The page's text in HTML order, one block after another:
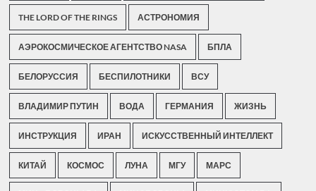
THE LORD OF THE RINGS АСТРОНОМИЯ
АЭРОКОСМИЧЕСКОЕ АГЕНТСТВО NASA БПЛА
БЕЛОРУССИЯ БЕСПИЛОТНИКИ ВСУ
ВЛАДИМИР ПУТИН ВОДА ГЕРМАНИЯ ЖИЗНЬ
ИНСТРУКЦИЯ ИРАН ИСКУССТВЕННЫЙ ИНТЕЛЛЕКТ
КИТАЙ КОСМОС ЛУНА МГУ МАРС